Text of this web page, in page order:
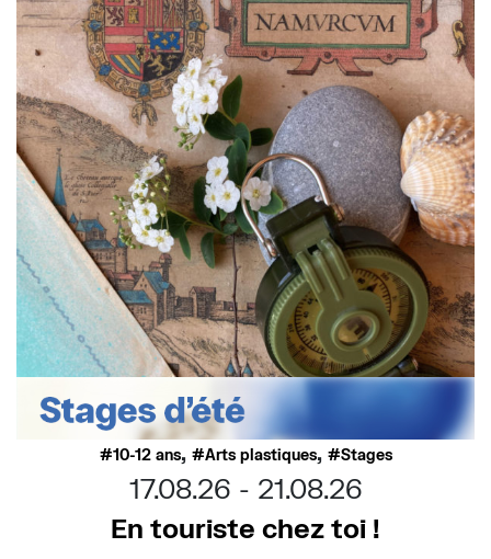
10-12 ans, Arts plastiques, Stages
17.08.26
21.08.26
En touriste chez toi !